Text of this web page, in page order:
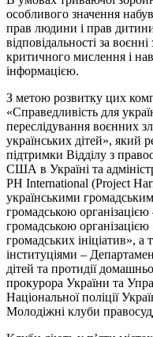
особливого значення
прав людини і прав
відповідальності за
критичного мислення і
інформацією.
З метою розвитку цих
«Справедливість для
переслідування воєнних
українських дітей», який
підтримки Відділу з
США в Україні та
PH International (Project
українськими
громадською
громадською
громадських ініціатив»,
інституціями –
дітей та протидії
прокурора України та
Національної поліції
Молодіжні клуби